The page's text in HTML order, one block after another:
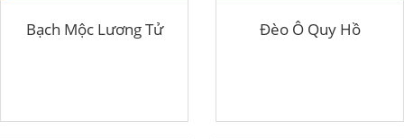
Bạch Mộc Lương Tử Đèo Ô Quy Hồ